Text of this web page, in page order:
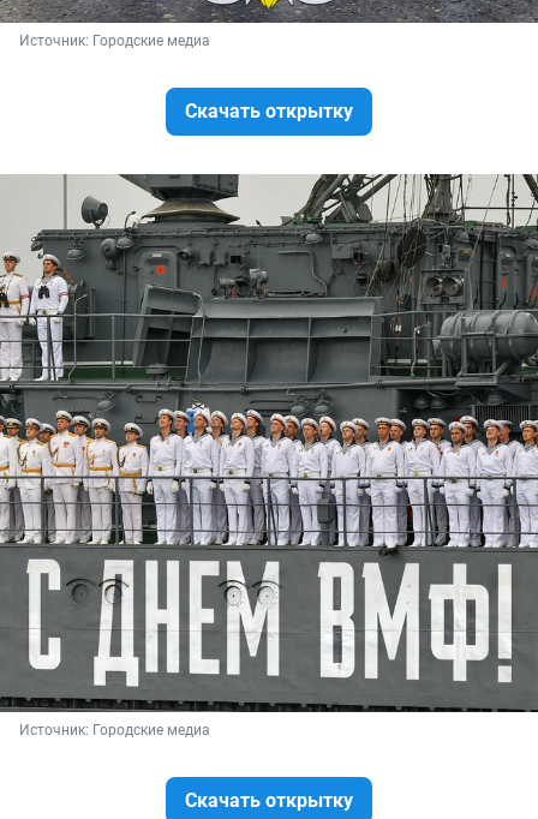
Источник: Городские медиа
Скачать открытку
Источник: Городские медиа
Скачать открытку